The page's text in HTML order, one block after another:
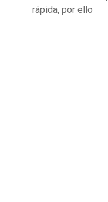
rápida, por ello